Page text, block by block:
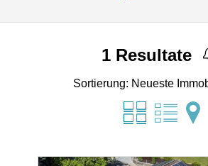
1Resultate
Sortierung: Neueste